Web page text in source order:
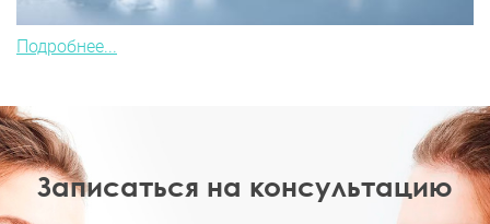
Подробнее...
Записаться на консультацию